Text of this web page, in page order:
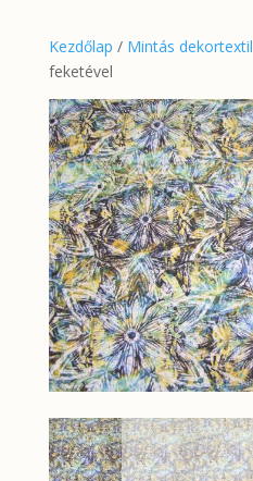
Kezdőlap / Mintás dekortextil
feketével